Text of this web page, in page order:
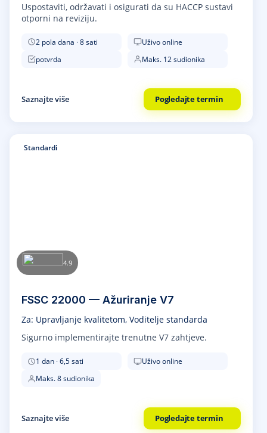
Uspostaviti, održavati i osigurati da su HACCP sustavi
otporni na reviziju.
2 pola dana · 8 sati
Uživo online
potvrda
Maks. 12 sudionika
Saznajte više Pogledajte termin
Standardi
4.9
FSSC 22000 — Ažuriranje V7
Za: Upravljanje kvalitetom, Voditelje standarda
Sigurno implementirajte trenutne V7 zahtjeve.
1 dan · 6,5 sati
Uživo online
Maks. 8 sudionika
Saznajte više Pogledajte termin